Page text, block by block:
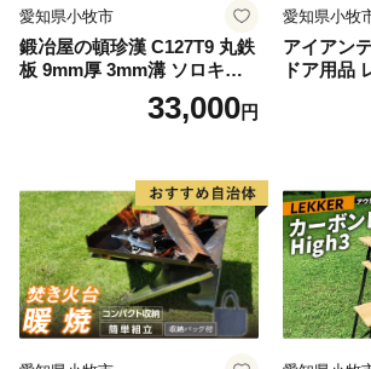
愛知県小牧市
鍛冶屋の頓珍漢 C127T9 丸鉄
板 9mm厚 3mm溝 ソロキャ
ンプ用 専用ハンドル付き ス
ノーピーク アルミパーソナ
33,000円
愛知県小牧
アイアン
ドア用品